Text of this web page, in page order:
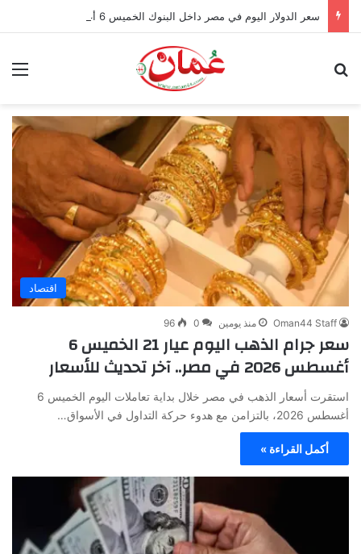
اقتصاد
Oman44 Staff منذ يومين 0
96
سعر جرام الذهب اليوم عيار 21 الخميس 6
أغسطس 2026 في مصر.. آخر تحديث للأسعار
استقرت أسعار الذهب في مصر خلال بداية تعاملات اليوم الخميس 6
أغسطس 2026، بالتزامن مع هدوء حركة التداول في الأسواق…
أكمل القراءة »